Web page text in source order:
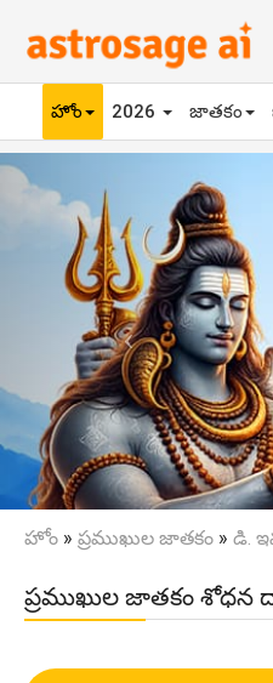
హోం 2026 జాతకం
Previous
హోం » ప్రముఖుల జాతకం » డి.
ప్రముఖుల జాతకం శోధన